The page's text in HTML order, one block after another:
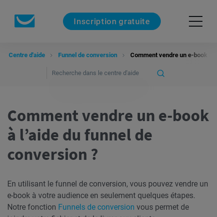
Inscription gratuite
Centre d'aide Funnel de conversion Comment vendre un e-book à
Comment vendre un e-book
à l’aide du funnel de
conversion ?
En utilisant le funnel de conversion, vous pouvez vendre un
e-book à votre audience en seulement quelques étapes.
Notre fonction Funnels de conversion vous permet de